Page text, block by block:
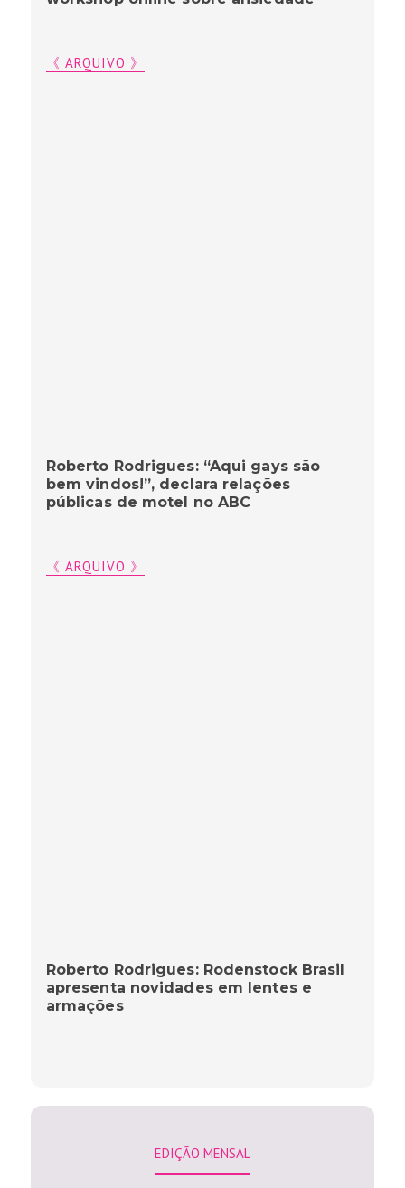
《 ARQUIVO 》
Roberto Rodrigues: “Aqui gays são
bem vindos!”, declara relações
públicas de motel no ABC
《 ARQUIVO 》
Roberto Rodrigues: Rodenstock Brasil
apresenta novidades em lentes e
armações
EDIÇÃO MENSAL